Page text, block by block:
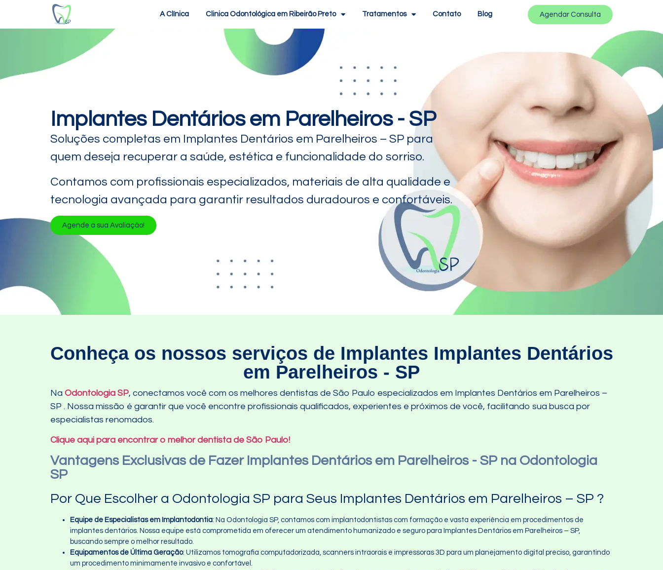
A Clínica Clinica Odontológica em Ribeirão Preto Tratamentos Contato Blog Agendar Consulta
Implantes Dentários em Parelheiros - SP
Soluções completas em Implantes Dentários em Parelheiros – SP para
quem deseja recuperar a saúde, estética e funcionalidade do sorriso.
Contamos com profissionais especializados, materiais de alta qualidade e
tecnologia avançada para garantir resultados duradouros e confortáveis.
Agende a sua Avaliação!
Conheça os nossos serviços de Implantes Implantes Dentários
em Parelheiros - SP
Na Odontologia SP, conectamos você com os melhores dentistas de São Paulo especializados em Implantes Dentários em Parelheiros –
SP . Nossa missão é garantir que você encontre profissionais qualificados, experientes e próximos de você, facilitando sua busca por
especialistas renomados.
Clique aqui para encontrar o melhor dentista de São Paulo!
Vantagens Exclusivas de Fazer Implantes Dentários em Parelheiros - SP na Odontologia
SP
Por Que Escolher a Odontologia SP para Seus Implantes Dentários em Parelheiros – SP ?
Equipe de Especialistas em Implantodontia: Na Odontologia SP, contamos com implantodontistas com formação e vasta experiência em procedimentos de
implantes dentários. Nossa equipe está comprometida em oferecer um atendimento humanizado e seguro para Implantes Dentários em Parelheiros – SP,
buscando sempre o melhor resultado.
Equipamentos de Última Geração: Utilizamos tomografia computadorizada, scanners intraorais e impressoras 3D para um planejamento digital preciso, garantindo
um procedimento minimamente invasivo e confortável.